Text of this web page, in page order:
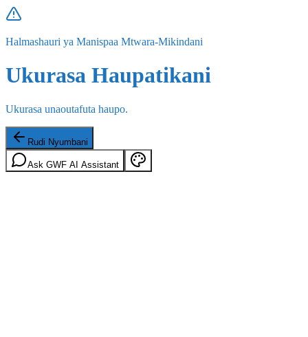
Halmashauri ya Manispaa Mtwara-Mikindani
Ukurasa Haupatikani
Ukurasa unaoutafuta haupo.
Rudi Nyumbani
Ask GWF AI Assistant